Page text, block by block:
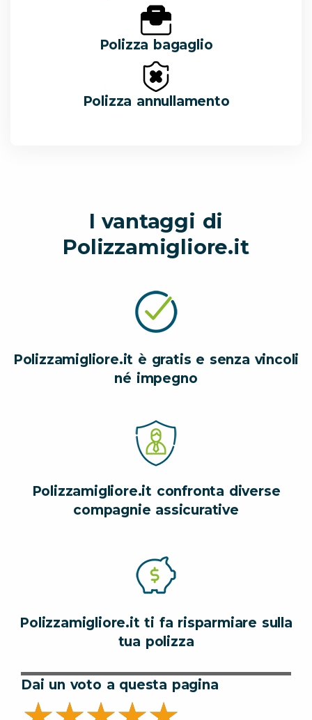
Polizza bagaglio
Polizza annullamento
I vantaggi di
Polizzamigliore.it
Polizzamigliore.it è gratis e senza vincoli
né impegno
Polizzamigliore.it confronta diverse
compagnie assicurative
Polizzamigliore.it ti fa risparmiare sulla
tua polizza
Dai un voto a questa pagina